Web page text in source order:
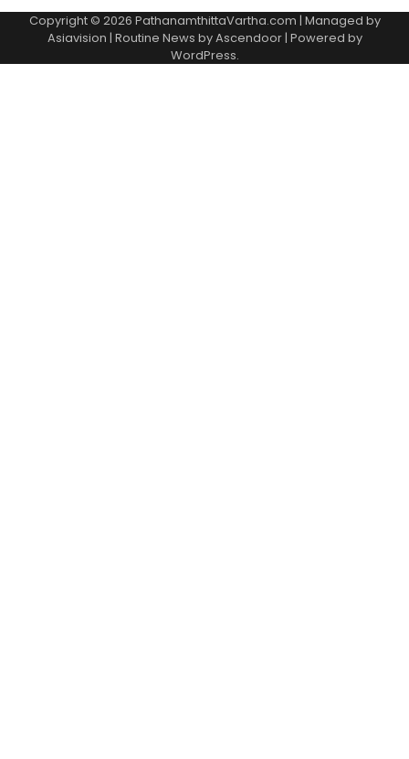
Copyright © 2026 PathanamthittaVartha.com | Managed by
Asiavision | Routine News byAscendoor| Powered by
WordPress.